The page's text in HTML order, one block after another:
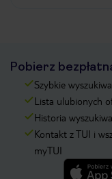
Pobierz
Szybkie
Lista ulubionych
Historia
Kontakt z TUI i
myTUI